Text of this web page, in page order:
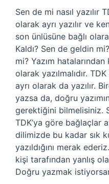
Sen de mi nasıl yazılır
olarak ayrı yazılır ve
son ünlüsüne bağlı
Kaldı? Sen de geldin
mi? Yazım
olarak yazılmalıdır.
ayrı olarak da yazılır.
yazsa da, doğru
gerektiğini bilmelisiniz.
TDK’ya göre bağlaçlar
dilimizde bu kadar sık
yazıldığını merak
kişi tarafından yanlış
Doğru yazmak